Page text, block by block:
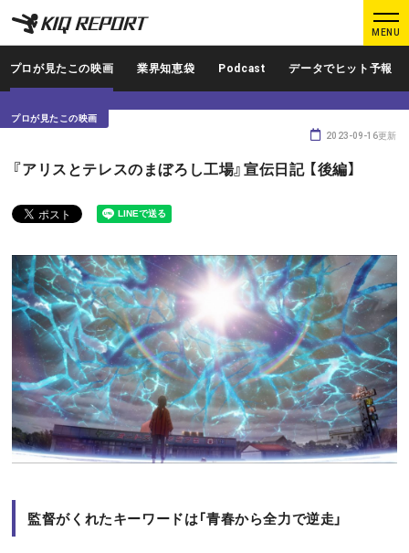
K
I
Q
R
P
R
MENU
K
I
Q
R
P
R
ログイン 新規登録
MAIN CONTENTS
プロが見たこの映画 業界知恵袋
Podcast データでヒット予報
KIQ REPORTとは? 運営会社
お問い合わせ 利用規約
プライバシーポリシー
プロが見たこの映画 業界知恵袋 Podcast データでヒット予報
プロが見たこの映画
『アリスとテレスのまぼろし工場』宣伝日記 【後編】
2023-09-16更新
監督がくれたキーワードは「青春から全力で逆走」